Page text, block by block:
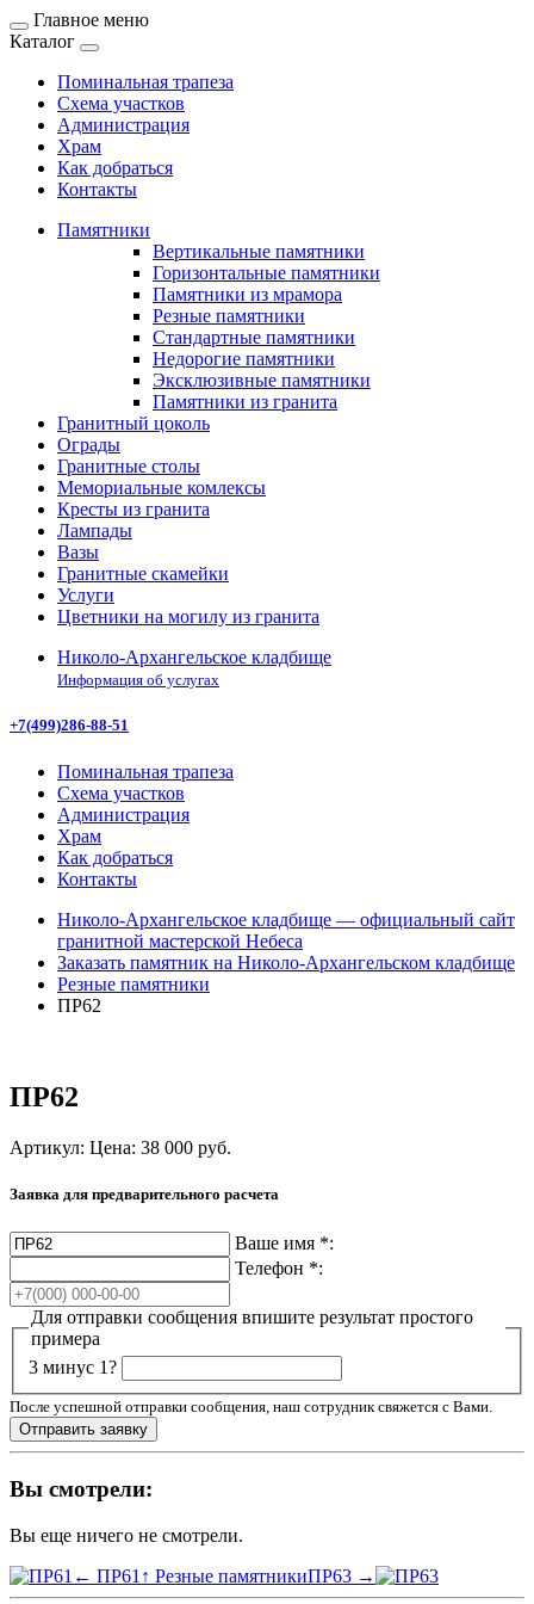
Главное меню
Каталог
Поминальная трапеза
Схема участков
Администрация
Храм
Как добраться
Контакты
Памятники
Вертикальные памятники
Горизонтальные памятники
Памятники из мрамора
Резные памятники
Стандартные памятники
Недорогие памятники
Эксклюзивные памятники
Памятники из гранита
Гранитный цоколь
Ограды
Гранитные столы
Мемориальные комлексы
Кресты из гранита
Лампады
Вазы
Гранитные скамейки
Услуги
Цветники на могилу из гранита
Николо-Архангельское кладбище
Информация об услугах
+7(499)286-88-51
Поминальная трапеза
Схема участков
Администрация
Храм
Как добраться
Контакты
Николо-Архангельское кладбище — официальный сайт
гранитной мастерской Небеса
Заказать памятник на Николо-Архангельском кладбище
Резные памятники
ПР62
ПР62
Артикул: Цена: 38 000 руб.
Заявка для предварительного расчета
Ваше имя *:
Телефон *:
Для отправки сообщения впишите результат простого
примера
3 минус 1?
После успешной отправки сообщения, наш сотрудник свяжется с Вами.
Вы смотрели:
Вы еще ничего не смотрели.
← ПР61 ↑ Резные памятникиПР63 →